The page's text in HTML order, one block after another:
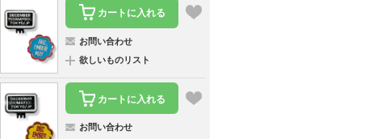
カートに入れる
お問い合わせ
欲しいものリスト
カートに入れる
お問い合わせ